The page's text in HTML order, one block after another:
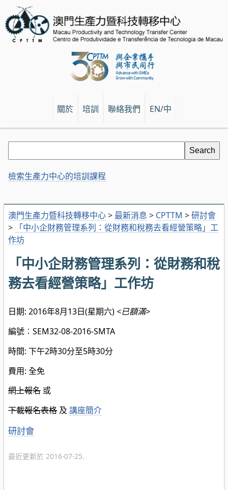
關於 培訓 聯絡我們 EN/中
澳門生產力暨科技轉移中心> 最新消息 > CPTTM >研討會
>
「中小企財務管理系列：從財務和稅務去看經營策略」工
作坊
「中小企財務管理系列：從財務和稅
務去看經營策略」工作坊
日期: 2016年8月13日(星期六) <已額滿>
編號︰SEM32-08-2016-SMTA
時間: 下午2時30分至5時30分
費用: 全免
網上報名 或
下載報名表格 及 講座簡介
分
研討會
最近更新於 2016-07-25.
檢索生產力中心的培訓課程